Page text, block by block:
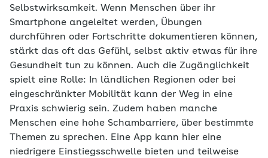
Selbstwirksamkeit. Wenn Menschen über ihr
Smartphone angeleitet werden, Übungen
durchführen oder Fortschritte dokumentieren können,
stärkt das oft das Gefühl, selbst aktiv etwas für ihre
Gesundheit tun zu können. Auch die Zugänglichkeit
spielt eine Rolle: In ländlichen Regionen oder bei
eingeschränkter Mobilität kann der Weg in eine
Praxis schwierig sein. Zudem haben manche
Menschen eine hohe Schambarriere, über bestimmte
Themen zu sprechen. Eine App kann hier eine
niedrigere Einstiegsschwelle bieten und teilweise